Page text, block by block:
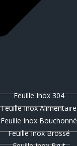
Feuille Inox 304
Feuille Inox Alimentaire
Feuille Inox Bouchonné
Feuille Inox Brossé